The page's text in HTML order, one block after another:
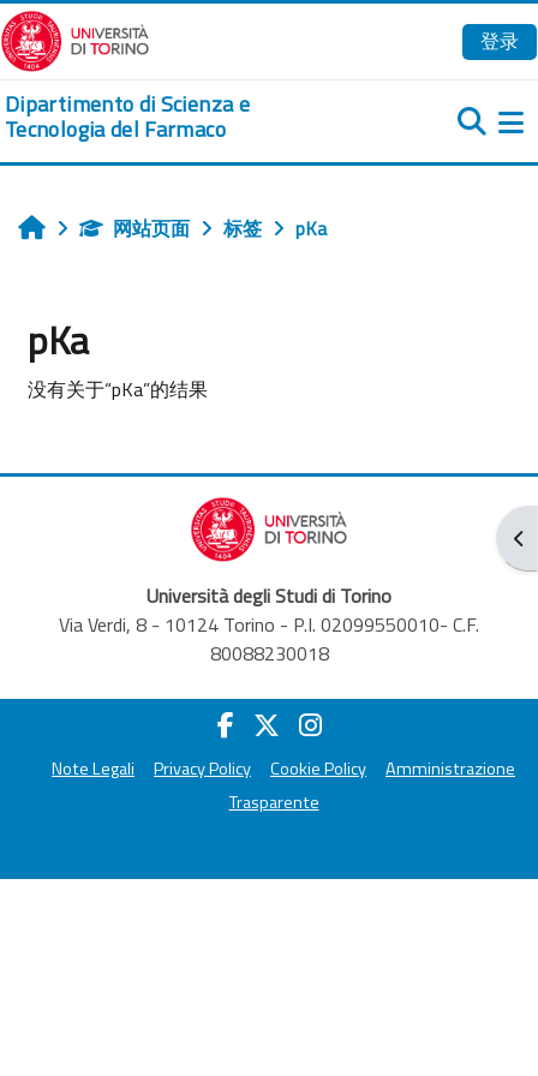
跳到主要内容
登录
Dipartimento di Scienza e
Tecnologia del Farmaco
打
首页 网站页面 标签 pKa
pKa
没有关于“pKa”的结果
Università degli Studi di Torino
Via Verdi, 8 - 10124 Torino - P.I. 02099550010- C.F.
80088230018
Note Legali Privacy Policy Cookie Policy
Amministrazione
Trasparente